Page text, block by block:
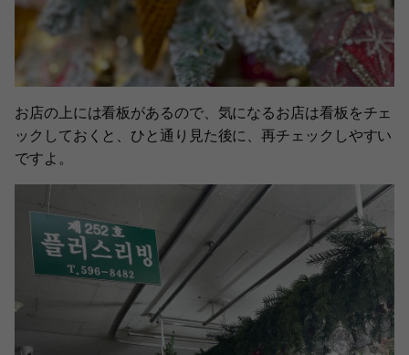
お店の上には看板があるので、気になるお店は看板をチェ
ックしておくと、ひと通り見た後に、再チェックしやすい
ですよ。